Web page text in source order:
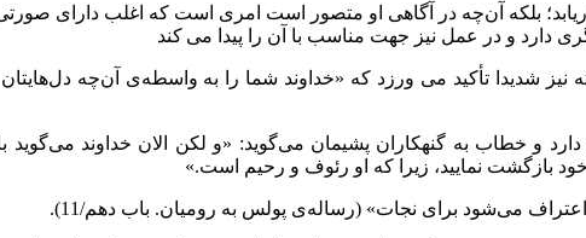
بلکه آن‌چه در آگاهی او متصور است امری است که اغلب دارای
دارد و در عمل نیز جهت مناسب با آن را پیدا می کند
نیز شدیدا تأکید می ورزد که «خداوند شما را به واسطه‌ی آن‌چه
نبی باب دوم /12 و 13، به همین معنا اشاره دارد و خطاب به گنهکاران پشیمان می‌گوید: «و لکن
بازگشت نمایید، زیرا که او رئوف و رحیم است.»
می‌شود برای نجات» (رساله‌ی پولس به رومیان. باب دهم/11).